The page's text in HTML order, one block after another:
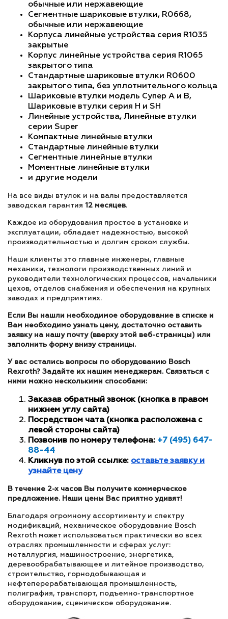
обычные или нержавеющие
Сегментные шариковые втулки, R0668,
обычные или нержавеющие
Корпуса линейные устройства серия R1035
закрытые
Корпус линейные устройства серия R1065
закрытого типа
Стандартные шариковые втулки R0600
закрытого типа, без уплотнительного кольца
Шариковые втулки модель Супер A и B,
Шариковые втулки серия H и SH
Линейные устройства, Линейные втулки
серии Super
Компактные линейные втулки
Стандартные линейные втулки
Сегментные линейные втулки
Моментные линейные втулки
и другие модели
На все виды втулок и на валы предоставляется
заводская гарантия 12 месяцев.
Каждое из оборудования простое в установке и
эксплуатации, обладает надежностью, высокой
производительностью и долгим сроком службы.
Наши клиенты это главные инженеры, главные
механики, технологи производственных линий и
руководители технологических процессов, начальники
цехов, отделов снабжения и обеспечения на крупных
заводах и предприятиях.
Если Вы нашли необходимое оборудование в списке и
Вам необходимо узнать цену, достаточно оставить
заявку на нашу почту (вверху этой веб-страницы) или
заполнить форму внизу страницы.
У вас остались вопросы по оборудованию Bosch
Rexroth? Задайте их нашим менеджерам. Связаться с
ними можно несколькими способами:
Заказав обратный звонок (кнопка в правом
нижнем углу сайта)
Посредством чата (кнопка расположена с
левой стороны сайта)
Позвонив по номеру телефона: +7 (495) 647-
88-44
Кликнув по этой ссылке: оставьте заявку и
узнайте цену
В течение 2-х часов Вы получите коммерческое
предложение. Наши цены Вас приятно удивят!
Благодаря огромному ассортименту и спектру
модификаций, механическое оборудование Bosch
Rexroth может использоваться практически во всех
отраслях промышленности и сферах услуг:
металлургия, машиностроение, энергетика,
деревообрабатывающее и литейное производство,
строительство, горнодобывающая и
нефтеперерабатывающая промышленность,
полиграфия, транспорт, подъемно-транспортное
оборудование, сценическое оборудование.